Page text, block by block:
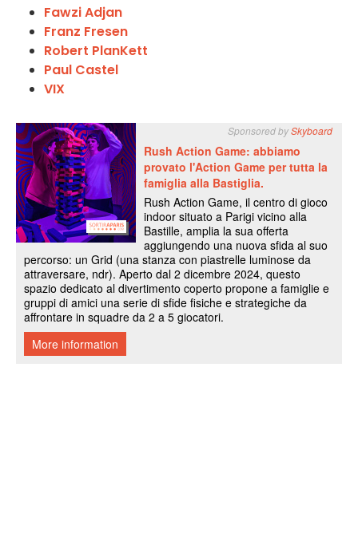
Fawzi Adjan
Franz Fresen
Robert PlanKett
Paul Castel
VIX